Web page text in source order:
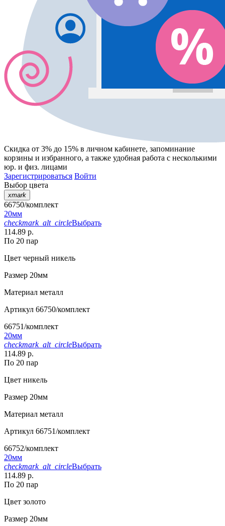
Скидка от 3% до 15% в личном кабинете, запоминание
корзины и избранного, а также удобная работа с несколькими
юр. и физ. лицами
Зарегистрироваться Войти
Выбор цвета
xmark
66750/комплект
20мм
checkmark_alt_circleВыбрать
114.89 р.
По 20 пар
Цвет черный никель
Размер 20мм
Материал металл
Артикул 66750/комплект
66751/комплект
20мм
checkmark_alt_circleВыбрать
114.89 р.
По 20 пар
Цвет никель
Размер 20мм
Материал металл
Артикул 66751/комплект
66752/комплект
20мм
checkmark_alt_circleВыбрать
114.89 р.
По 20 пар
Цвет золото
Размер 20мм